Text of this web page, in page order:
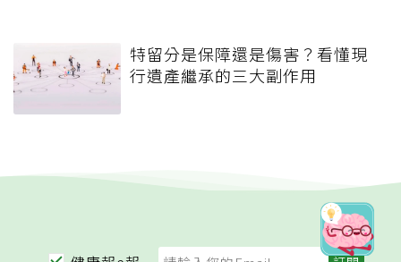
特留分是保障還是傷害？看懂現
行遺產繼承的三大副作用